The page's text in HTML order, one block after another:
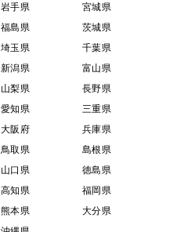
岩手県
宮城県
福島県
茨城県
埼玉県
千葉県
新潟県
富山県
山梨県
長野県
愛知県
三重県
大阪府
兵庫県
鳥取県
島根県
山口県
徳島県
高知県
福岡県
熊本県
大分県